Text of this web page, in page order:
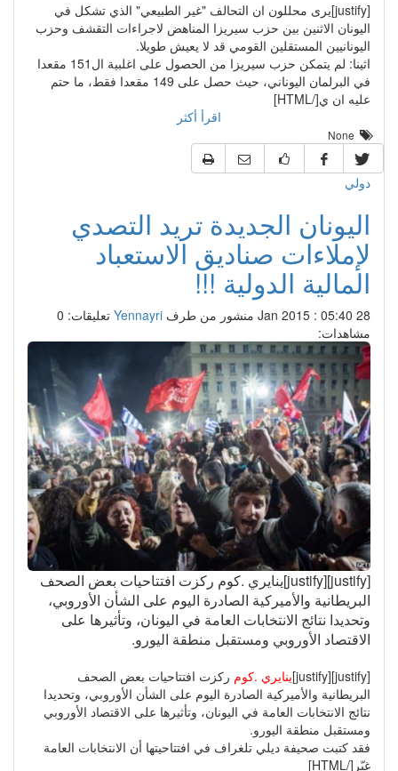
[justify]يرى محللون ان التحالف "غير الطبيعي" الذي تشكل في
اليونان الاثنين بين حزب سيريزا المناهض لاجراءات التقشف وحزب
اليونانيين المستقلين القومي قد لا يعيش طويلا.
اثينا: لم يتمكن حزب سيريزا من الحصول على اغلبية ال151 مقعدا
في البرلمان اليوناني، حيث حصل على 149 مقعدا فقط، ما حتم
عليه ان ي[/HTML]
اقرأ أكثر
None
دولي
اليونان الجديدة تريد التصدي
لإملاءات صناديق الاستعباد
المالية الدولية !!!
منشور من طرفYennayri تعليقات: 0
مشاهدات:
[justify][justify]ينايري .كوم ركزت افتتاحيات بعض الصحف
البريطانية والأميركية الصادرة اليوم على الشأن الأوروبي،
وتحديدا نتائج الانتخابات العامة في اليونان، وتأثيرها على
الاقتصاد الأوروبي ومستقبل منطقة اليورو.
ينايري .كومركزت افتتاحيات بعض الصحف
البريطانية والأميركية الصادرة اليوم على الشأن الأوروبي، وتحديدا
نتائج الانتخابات العامة في اليونان، وتأثيرها على الاقتصاد الأوروبي
ومستقبل منطقة اليورو.
فقد كتبت صحيفة ديلي تلغراف في افتتاحيتها أن الانتخابات العامة
غيّر[/HTML]